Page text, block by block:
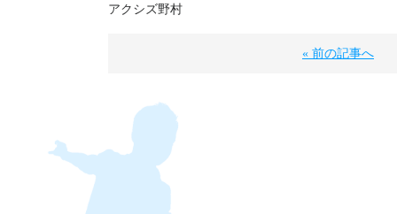
アクシズ野村
« 前の記事へ